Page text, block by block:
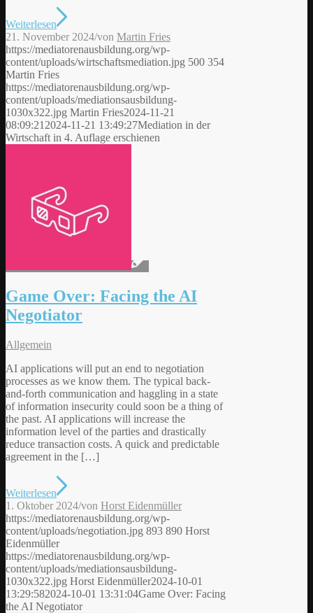
Weiterlesen
21. November 2024/von Martin Fries
https://mediatorenausbildung.org/wp-
content/uploads/wirtschaftsmediation.jpg 500 354
Martin Fries
https://mediatorenausbildung.org/wp-
content/uploads/mediationsausbildung-
1030x322.jpg Martin Fries2024-11-21
08:09:21 2024-11-21 13:49:27Mediation in der
Wirtschaft in 4. Auflage erschienen
Game Over: Facing the AI
Negotiator
Allgemein
AI applications will put an end to negotiation
processes as we know them. The typical back-
and-forth communication and haggling in a state
of information insecurity could soon be a thing of
the past. AI applications will increase the
information level of the parties and drastically
reduce transaction costs. A quick and predictable
agreement in the […]
Weiterlesen
1. Oktober 2024/von Horst Eidenmüller
https://mediatorenausbildung.org/wp-
content/uploads/negotiation.jpg 893 890 Horst
Eidenmüller
https://mediatorenausbildung.org/wp-
content/uploads/mediationsausbildung-
1030x322.jpg Horst Eidenmüller2024-10-01
13:29:582024-10-01 13:31:04Game Over: Facing
the AI Negotiator